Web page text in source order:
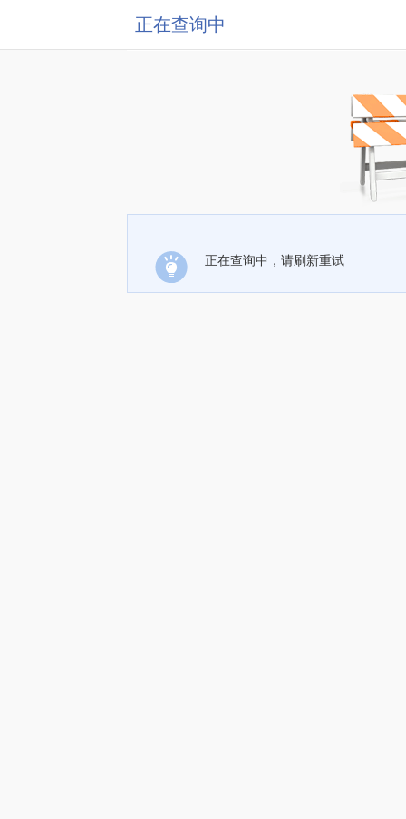
正在查询中
正在查询中，请刷新重试